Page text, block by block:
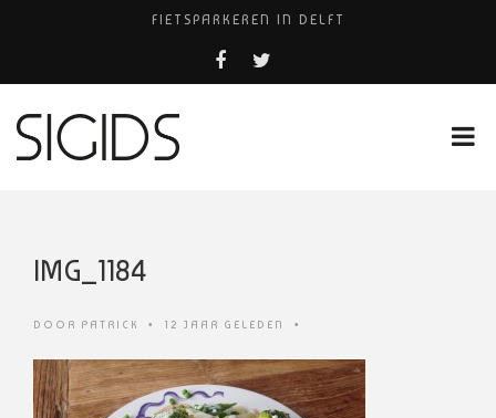
FIETSPARKEREN IN DELFT
PIZZERIA POMPEÏ ￼
COCKTAILS ON THE SPOT!
IMG_1184
DOOR PATRICK • 12 JAAR GELEDEN •